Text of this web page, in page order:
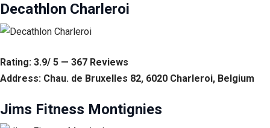
Decathlon Charleroi
Rating: 3.9/ 5 — 367 Reviews
Address: Chau. de Bruxelles 82, 6020 Charleroi, Belgium
Jims Fitness Montignies